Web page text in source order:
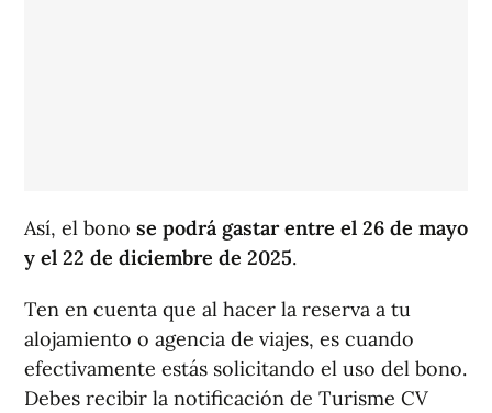
Así, el bono se podrá gastar entre el 26 de mayo
y el 22 de diciembre de 2025.
Ten en cuenta que al hacer la reserva a tu
alojamiento o agencia de viajes, es cuando
efectivamente estás solicitando el uso del bono.
Debes recibir la notificación de Turisme CV